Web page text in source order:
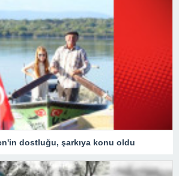
dostluğu, şarkıya konu oldu